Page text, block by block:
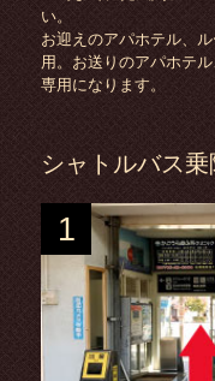
い。
お迎えのアパホテル、
用。お送りのアパホテ
専用になります。
シャトルバス
1